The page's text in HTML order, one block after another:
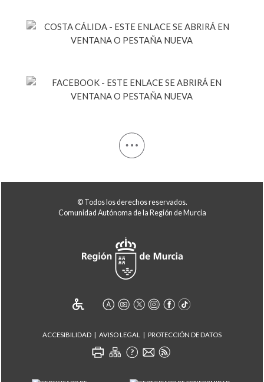
© Todos los derechos reservados.
Comunidad Autónoma de la Región de Murcia
ACCESIBILIDAD AVISO LEGAL PROTECCIÓN DE DATOS